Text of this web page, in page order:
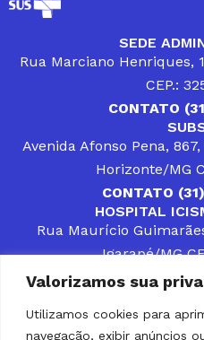
Valorizamos sua
Utilizamos cookies para
navegação, exibir anúncios
SEDE
Rua Marciano Henriques,
CEP.:
CONTATO
Avenida Afonso Pena,
Horizonte/MG
CONTATO
HOSPITAL
Rua Maurício
Igarapé/MG
CONTATOS (31) 3512-
DESENVOLVER
PÚBLICOS QUE
POPULAÇÃO DA